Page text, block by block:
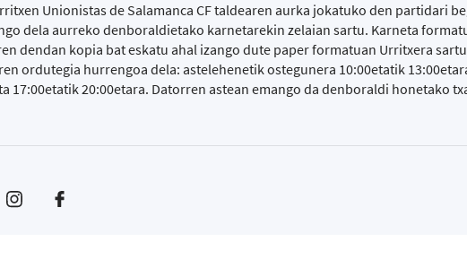
Unionistas de Salamanca CF taldearen aurka jokatuko den partidari
dela aurreko denboraldietako karnetarekin zelaian sartu. Karneta
dendan kopia bat eskatu ahal izango dute paper formatuan Urritxera
ordutegia hurrengoa dela: astelehenetik ostegunera 10:00etatik
17:00etatik 20:00etara. Datorren astean emango da denboraldi honetako